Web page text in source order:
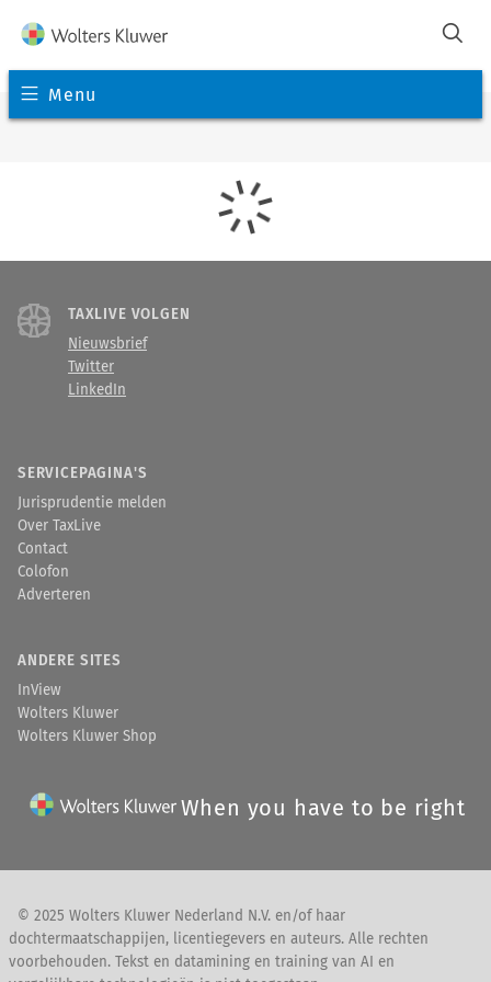
Menu
TAXLIVE VOLGEN
Nieuwsbrief
Twitter
LinkedIn
SERVICEPAGINA'S
Jurisprudentie melden
Over TaxLive
Contact
Colofon
Adverteren
ANDERE SITES
InView
Wolters Kluwer
Wolters Kluwer Shop
When you have to be right
© 2025 Wolters Kluwer Nederland N.V. en/of haar
dochtermaatschappijen, licentiegevers en auteurs. Alle rechten
voorbehouden. Tekst en datamining en training van AI en